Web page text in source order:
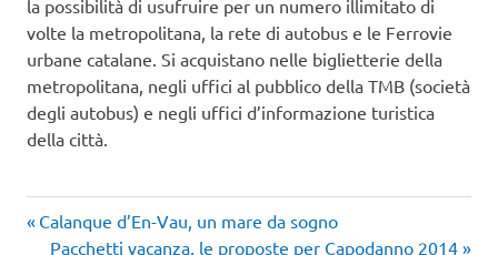
la possibilità di usufruire per un numero illimitato di
volte la metropolitana, la rete di autobus e le Ferrovie
urbane catalane. Si acquistano nelle biglietterie della
metropolitana, negli uffici al pubblico della TMB (società
degli autobus) e negli uffici d’informazione turistica
della città.
Navigazione
Articolo
precedente:
Calanque d’En-Vau, un mare da sogno
Articolo
Pacchetti vacanza, le proposte per Capodanno 2014